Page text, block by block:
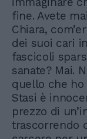
fine. Avete
Chiara,
dei suoi cari
fascicoli
sanate? Mai.
quello che ho
Stasi è
prezzo di
trascorrendo